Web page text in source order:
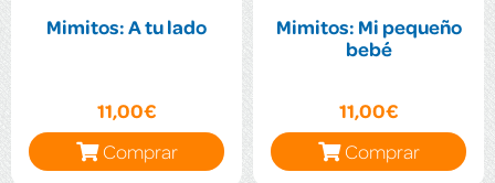
Mimitos: A tu lado
11,00€
Comprar
Mimitos: Mi pequeño
bebé
11,00€
Comprar